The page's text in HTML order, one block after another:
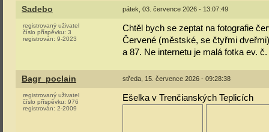
Sadebo pátek, 03. července 2026 - 13:07:49
registrovaný uživatel
číslo příspěvku: 3
registrován: 9-2023
Chtěl bych se zeptat na fotografie
Červené (městské, se čtyřmi
a 87. Ne internetu je malá fotka ev.
Bagr_poclain středa, 15. července 2026 - 09:28:38
registrovaný uživatel
číslo příspěvku: 976
registrován: 2-2009
Ešelka v Trenčianských Teplicích